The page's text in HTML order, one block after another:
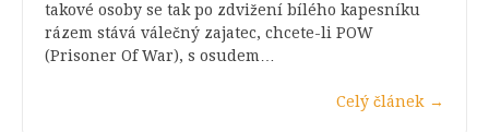
takové osoby se tak po zdvižení bílého kapesníku
rázem stává válečný zajatec, chcete-li POW
(Prisoner Of War), s osudem…
Celý článek →